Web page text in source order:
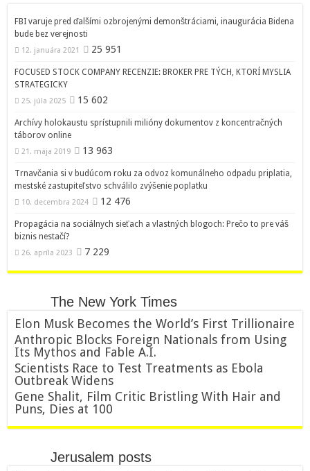
FBI varuje pred ďalšími ozbrojenými demonštráciami, inaugurácia Bidena
bude bez verejnosti
12. januára 2021 25 951
FOCUSED STOCK COMPANY RECENZIE: BROKER PRE TÝCH, KTORÍ MYSLIA
STRATEGICKY
25. júla 2025 15 602
Archívy holokaustu sprístupnili milióny dokumentov z koncentračných
táborov online
21. mája 2019 13 963
Trnavčania si v budúcom roku za odvoz komunálneho odpadu priplatia,
mestské zastupiteľstvo schválilo zvýšenie poplatku
10. decembra 2024 12 476
Propagácia na sociálnych sieťach a vlastných blogoch: Prečo to pre váš
biznis nestačí?
26. apríla 2023 7 229
The New York Times
Elon Musk Becomes the World’s First Trillionaire
Anthropic Blocks Foreign Nationals from Using
Its Mythos and Fable A.I.
Scientists Race to Test Treatments as Ebola
Outbreak Widens
Gene Shalit, Film Critic Bristling With Hair and
Puns, Dies at 100
Jerusalem posts